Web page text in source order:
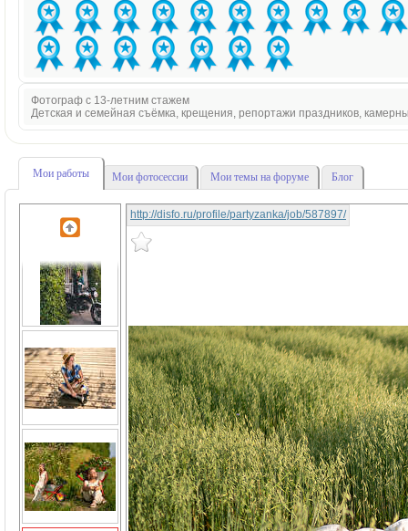
Фотограф с 13-летним стажем
Детская и семейная съёмка, крещения, репортажи праздников,
Мои работы Мои фотосессии Мои темы на форуме Блог
http://disfo.ru/profile/partyzanka/job/587897/